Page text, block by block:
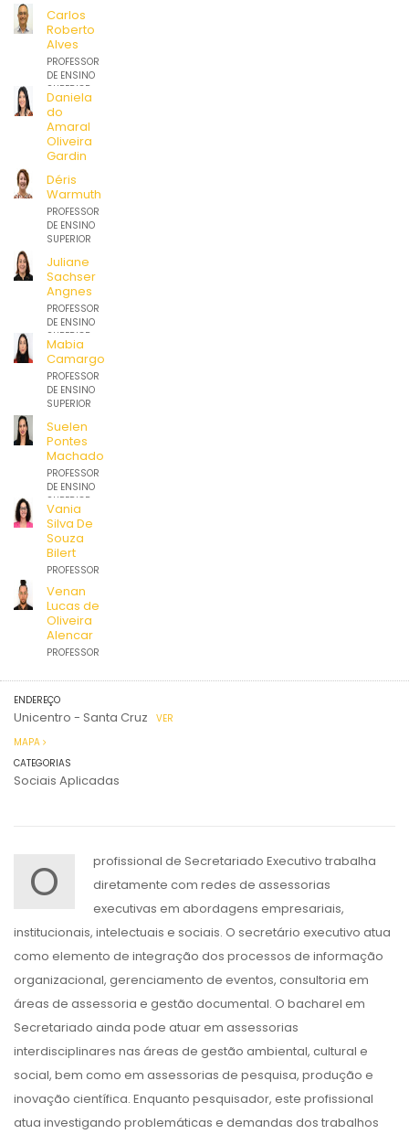
Carlos
Roberto
Alves
PROFESSOR
DE ENSINO
SUPERIOR
Daniela
do
Amaral
Oliveira
Gardin
PROFESSOR
DE ENSINO
SUPERIOR
Déris
Warmuth
PROFESSOR
DE ENSINO
SUPERIOR
Juliane
Sachser
Angnes
PROFESSOR
DE ENSINO
SUPERIOR
Mabia
Camargo
PROFESSOR
DE ENSINO
SUPERIOR
Suelen
Pontes
Machado
PROFESSOR
DE ENSINO
SUPERIOR
Vania
Silva De
Souza
Bilert
PROFESSOR
SUPERIOR
Venan
Lucas de
Oliveira
Alencar
PROFESSOR
SUPERIOR
ENDEREÇO
Unicentro - Santa Cruz
VER
MAPA
CATEGORIAS
Sociais Aplicadas
O
profissional de Secretariado Executivo trabalha
diretamente com redes de assessorias
executivas em abordagens empresariais,
institucionais, intelectuais e sociais. O secretário executivo atua
como elemento de integração dos processos de informação
organizacional, gerenciamento de eventos, consultoria em
áreas de assessoria e gestão documental. O bacharel em
Secretariado ainda pode atuar em assessorias
interdisciplinares nas áreas de gestão ambiental, cultural e
social, bem como em assessorias de pesquisa, produção e
inovação científica. Enquanto pesquisador, este profissional
atua investigando problemáticas e demandas dos trabalhos